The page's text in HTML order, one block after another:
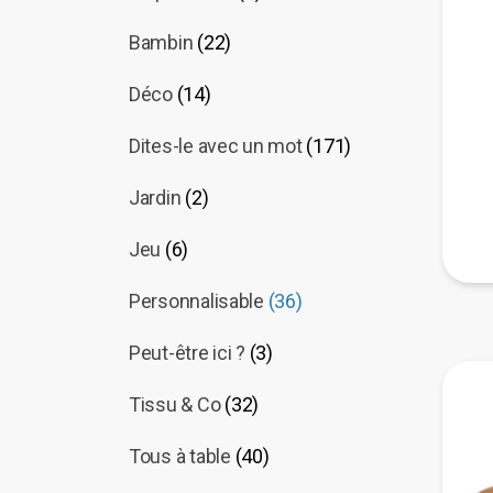
Bambin (22)
Déco (14)
Dites-le avec un mot (171)
Jardin (2)
Jeu (6)
Personnalisable (36)
Peut-être ici ? (3)
Tissu & Co (32)
Tous à table (40)